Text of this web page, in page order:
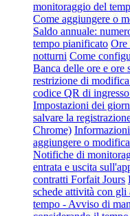
monitoraggio del
Come aggiungere o
Saldo annuale:
tempo pianificato Ore
notturni Come
Banca delle ore e ore
restrizione di
codice QR di
Impostazioni dei
salvare la
Chrome)
aggiungere o
Notifiche di
entrata e uscita
contratti Forfait Jours
schede attività con gli
tempo - Avviso di